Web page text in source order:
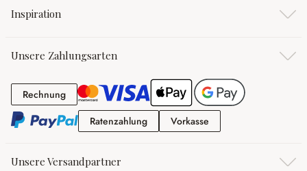
Inspiration
Unsere Zahlungsarten
RechnungRechnung
RatenzahlungRatenzahlung
Vorkasse
Unsere Versandpartner